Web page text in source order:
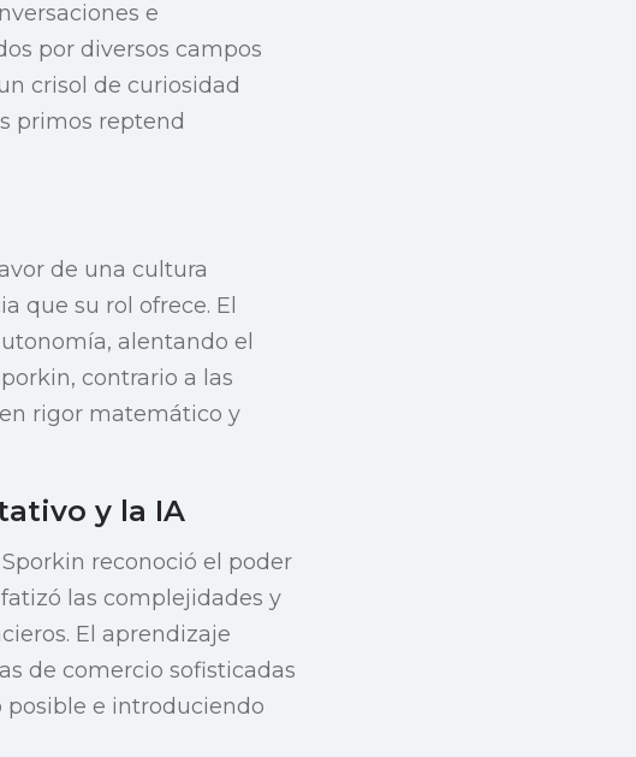
e
por diversos campos
crisol de curiosidad
primos reptend
de una cultura
que su rol ofrece. El
alentando el
contrario a las
rigor matemático y
y la IA
reconoció el poder
las complejidades y
El aprendizaje
de comercio sofisticadas
posible e introduciendo